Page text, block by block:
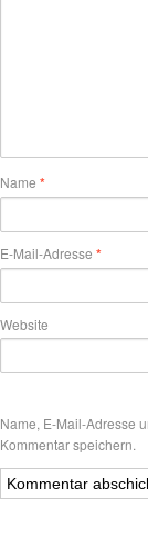
Name *
E-Mail-Adresse *
Website
Name, E-Mail-Adresse
Kommentar speichern.